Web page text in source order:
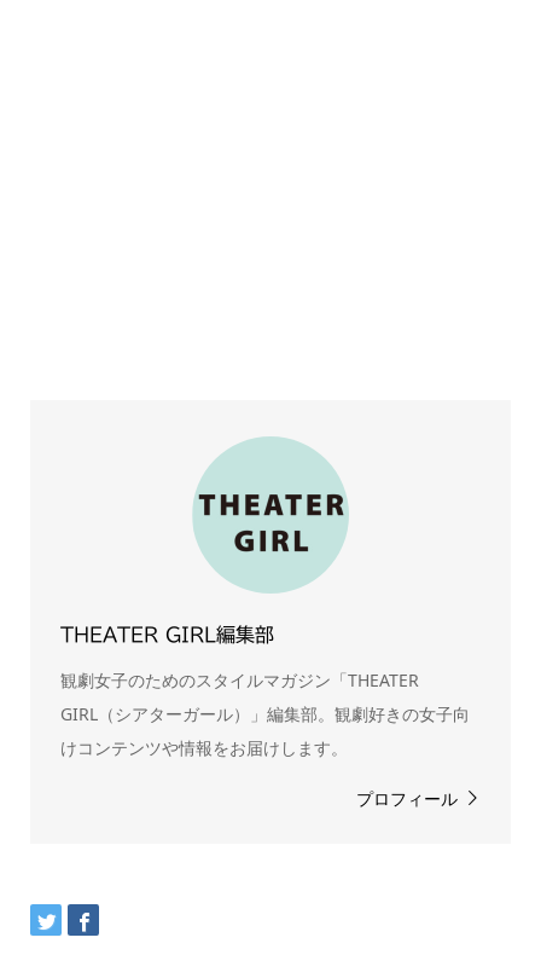
THEATER GIRL編集部
観劇女子のためのスタイルマガジン「THEATER
GIRL（シアターガール）」編集部。観劇好きの女子向
けコンテンツや情報をお届けします。
プロフィール